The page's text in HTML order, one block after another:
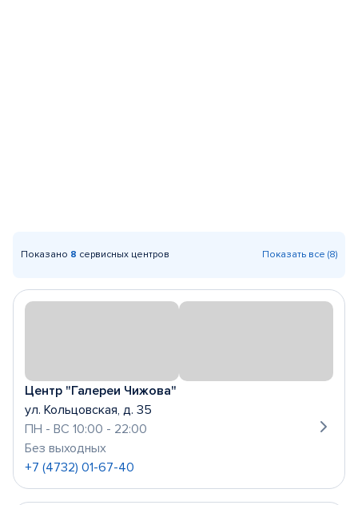
Показано 8 сервисных центров Показать все (8)
Центр "Галереи Чижова"
ул. Кольцовская, д. 35
ПН - ВС 10:00 - 22:00
Без выходных
+7 (4732) 01-67-40